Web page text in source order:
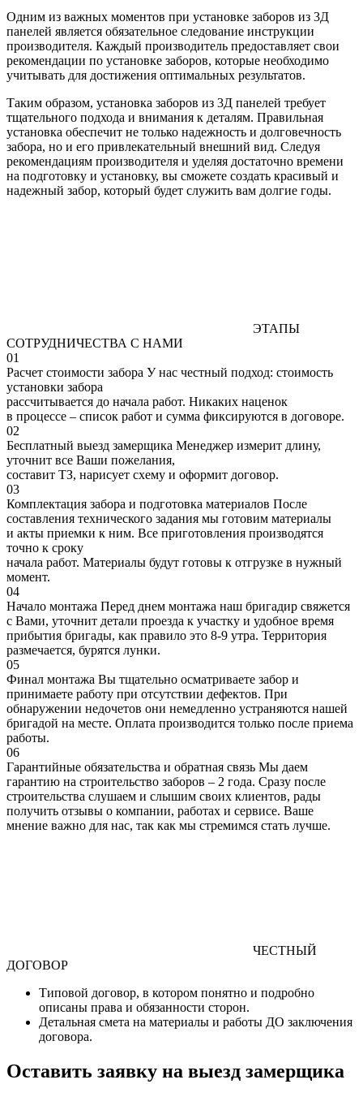
Одним из важных моментов при установке заборов из 3Д
панелей является обязательное следование инструкции
производителя. Каждый производитель предоставляет свои
рекомендации по установке заборов, которые необходимо
учитывать для достижения оптимальных результатов.
Таким образом, установка заборов из 3Д панелей требует
тщательного подхода и внимания к деталям. Правильная
установка обеспечит не только надежность и долговечность
забора, но и его привлекательный внешний вид. Следуя
рекомендациям производителя и уделяя достаточно времени
на подготовку и установку, вы сможете создать красивый и
надежный забор, который будет служить вам долгие годы.
ЭТАПЫ
СОТРУДНИЧЕСТВА С НАМИ
01
Расчет стоимости забора У нас честный подход: стоимость
установки забора
рассчитывается до начала работ. Никаких наценок
в процессе – список работ и сумма фиксируются в договоре.
02
Бесплатный выезд замерщика Менеджер измерит длину,
уточнит все Ваши пожелания,
составит ТЗ, нарисует схему и оформит договор.
03
Комплектация забора и подготовка материалов После
составления технического задания мы готовим материалы
и акты приемки к ним. Все приготовления производятся
точно к сроку
начала работ. Материалы будут готовы к отгрузке в нужный
момент.
04
Начало монтажа Перед днем монтажа наш бригадир свяжется
с Вами, уточнит детали проезда к участку и удобное время
прибытия бригады, как правило это 8-9 утра. Территория
размечается, бурятся лунки.
05
Финал монтажа Вы тщательно осматриваете забор и
принимаете работу при отсутствии дефектов. При
обнаружении недочетов они немедленно устраняются нашей
бригадой на месте. Оплата производится только после приема
работы.
06
Гарантийные обязательства и обратная связь Мы даем
гарантию на строительство заборов – 2 года. Сразу после
строительства слушаем и слышим своих клиентов, рады
получить отзывы о компании, работах и сервисе. Ваше
мнение важно для нас, так как мы стремимся стать лучше.
ЧЕСТНЫЙ
ДОГОВОР
Типовой договор, в котором понятно и подробно
описаны права и обязанности сторон.
Детальная смета на материалы и работы ДО заключения
договора.
Оставить заявку на выезд замерщика